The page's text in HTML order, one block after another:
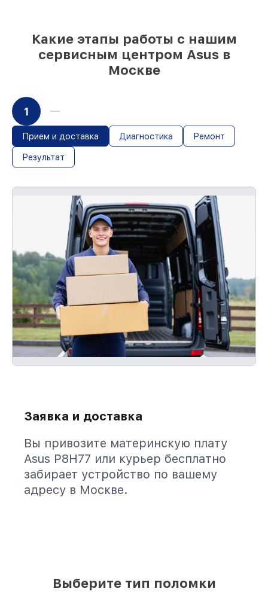
мастер приступает к восстановлению
сразу
Какие этапы работы с нашим
сервисным центром Asus в
Москве
1
Прием и доставка Диагностика Ремонт
Результат
Заявка и доставка
Вы привозите материнскую плату
Asus P8H77 или курьер бесплатно
забирает устройство по вашему
адресу в Москве.
Выберите тип поломки